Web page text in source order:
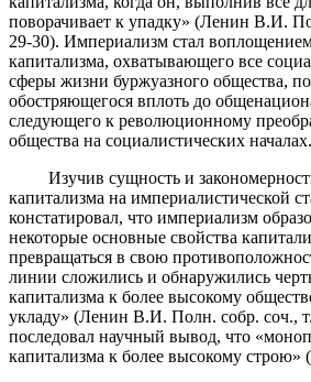
поворачивает к упадку» (Ленин В.И.
29-30). Империализм стал
капитализма, охватывающего все
сферы жизни буржуазного общества,
обостряющегося вплоть до
следующего к революционному
общества на социалистических началах.
Изучив сущность и
капитализма на империалистической
констатировал, что империализм
некоторые основные свойства
превращаться в свою
линии сложились и обнаружились
капитализма к более высокому
укладу» (Ленин В.И. Полн. собр. соч.,
последовал научный вывод, что
капитализма к более высокому строю»